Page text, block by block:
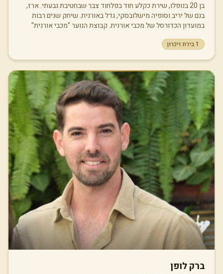
בן 20 בנופלו, שירת כקלע חוד בפלחוד צבר שבחטיבת גבעתי. ארז,
בנם של יריב וסופיה מישלובסקי, גדל באורנית. שיחק שנים רבות
במועדון הכדורסל של מכבי אורנית. קבוצת הנוער "מכבי אורנית"
מהכוח הפורץ בכניסה הקרקעית, לאחר 4 ימים של לחימה בלתי
פוסקת, טיהור שטחים, והסתערות אל עומק שטח אויב באומץ
ותעוזה, נפל ארז יחד עם 10 מחבריו ומפקדיו כתוצאה מפגיעת טיל
נ״ט בנמ״ר איתו לחמו. במכתבו האחרון לפני הכניסה הקרקעית כתב:
"אם כבר אז כבר, אם כבר לוחם, אז שיהיה בגבעתי. אם כבר להיכנס
אז בשביל המשפחה, החברים והעם".
1בירת זיכרון
ברק לופן